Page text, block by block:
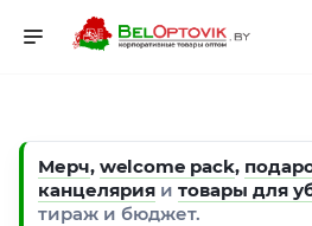
Мерч, welcome pack,
канцелярия и товары для
тираж и бюджет.